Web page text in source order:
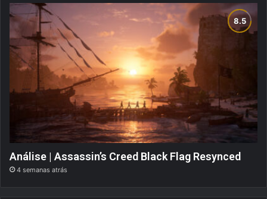
Análise | Assassin’s Creed Black Flag Resynced
4 semanas atrás